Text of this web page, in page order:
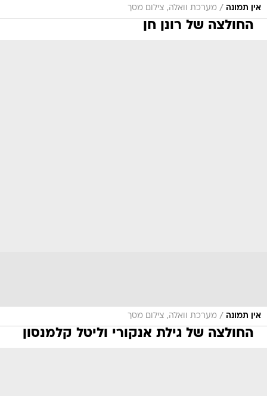
אין תמונה / מערכת וואלה, צילום מסך
החולצה של רונן חן
אין תמונה / מערכת וואלה, צילום מסך
החולצה של גילת אנקורי וליטל קלמנסון